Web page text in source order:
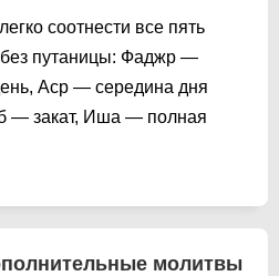
соотнести все пять
путаницы: Фаджр —
Аср — середина дня
— закат, Иша — полная
молитвы